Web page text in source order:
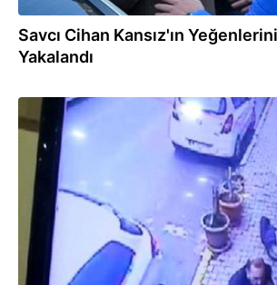
Savcı Cihan Kansız'ın
Yakalandı
16.02.2015